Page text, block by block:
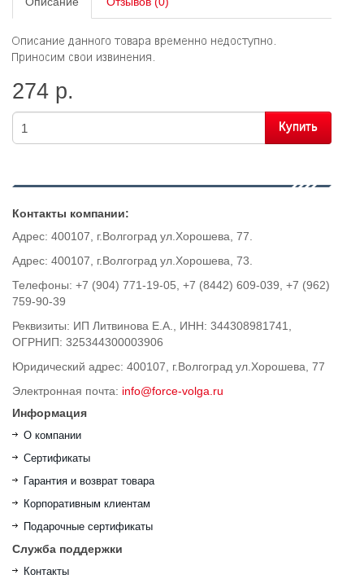
274 р.
Купить
Контакты компании:
Адрес: 400107, г.Волгоград ул.Хорошева, 77.
Адрес: 400107, г.Волгоград ул.Хорошева, 73.
Телефоны: +7 (904) 771-19-05, +7 (8442) 609-039, +7 (962)
759-90-39
Реквизиты: ИП Литвинова Е.А., ИНН: 344308981741,
ОГРНИП: 325344300003906
Юридический адрес: 400107, г.Волгоград ул.Хорошева, 77
Электронная почта: info@force-volga.ru
Информация
О компании
Сертификаты
Гарантия и возврат товара
Корпоративным клиентам
Подарочные сертификаты
Служба поддержки
Контакты